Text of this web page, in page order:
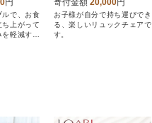
円
ルで、お食
上がって
を軽減する
寄付金額 20,000円
お子様が自分で持ち運びでき
る、楽しいリュックチェアで
す。